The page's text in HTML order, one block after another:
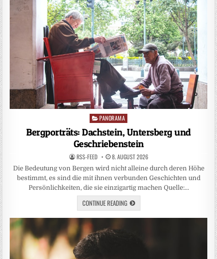
Posted
PANORAMA
Bergporträts: Dachstein, Untersberg und
Geschriebenstein
RSS-FEED 8. AUGUST 2026
Die Bedeutung von Bergen wird nicht alleine durch deren Höhe
bestimmt, es sind die mit ihnen verbunden Geschichten und
Persönlichkeiten, die sie einzigartig machen Quelle:…
CONTINUE READING